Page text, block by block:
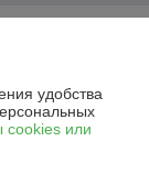
с/с.,ул.удобства
cookies или